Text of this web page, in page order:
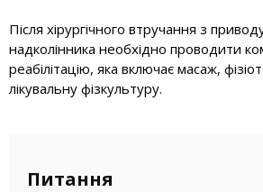
Після хірургічного втручання з
надколінника необхідно проводити
реабілітацію, яка включає масаж,
лікувальну фізкультуру.
Питання